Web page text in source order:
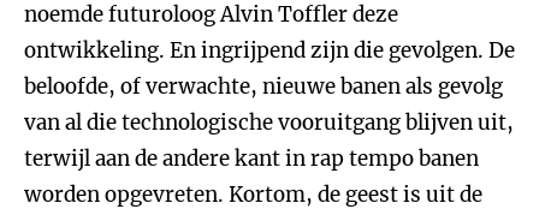
noemde futuroloog Alvin Toffler deze
ontwikkeling. En ingrijpend zijn die gevolgen. De
beloofde, of verwachte, nieuwe banen als gevolg
van al die technologische vooruitgang blijven uit,
terwijl aan de andere kant in rap tempo banen
worden opgevreten. Kortom, de geest is uit de